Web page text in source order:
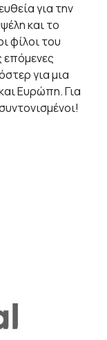
για την
και το
φίλοι του
επόμενες
για μια
Ευρώπη. Για